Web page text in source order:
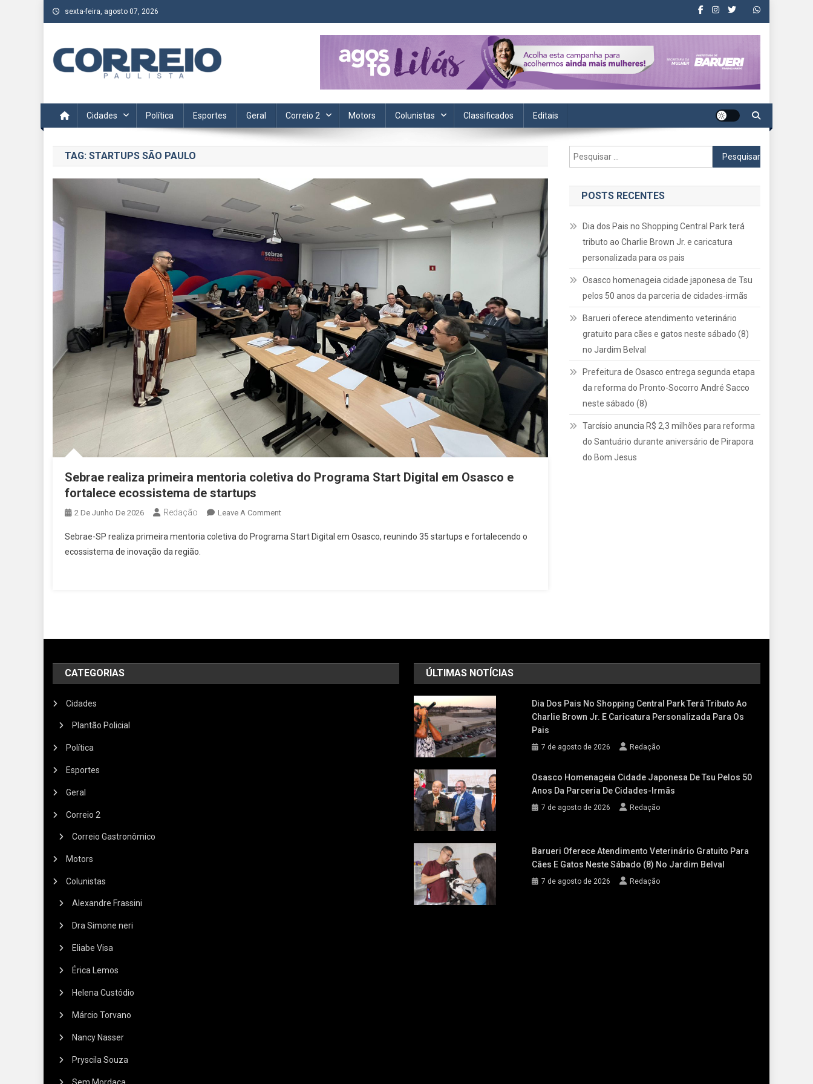
Skip
to
sexta-feira, agosto 07, 2026
Acompanhe as últimas notícias da região no Correio Paulista. Informação, política, saúde, economia, esportes e cotidiano.
Cidades Política Esportes Geral Correio 2 Motors Colunistas Classificados Editais
TAG: STARTUPS SÃO PAULO
Sebrae realiza primeira mentoria coletiva do Programa Start Digital em Osasco e
fortalece ecossistema de startups
2 De Junho De 2026 Redação Leave A CommentOn
Realiza
Digital
Osasco
Sebrae-SP realiza primeira mentoria coletiva do Programa Start Digital em Osasco, reunindo 35 startups e fortalecendo o
ecossistema de inovação da região.
Pesquisar
por:
POSTS RECENTES
Dia dos Pais no Shopping Central Park terá
tributo ao Charlie Brown Jr. e caricatura
personalizada para os pais
Osasco homenageia cidade japonesa de Tsu
pelos 50 anos da parceria de cidades-irmãs
Barueri oferece atendimento veterinário
gratuito para cães e gatos neste sábado (8)
no Jardim Belval
Prefeitura de Osasco entrega segunda etapa
da reforma do Pronto-Socorro André Sacco
neste sábado (8)
Tarcísio anuncia R$ 2,3 milhões para reforma
do Santuário durante aniversário de Pirapora
do Bom Jesus
CATEGORIAS
Cidades
Plantão Policial
Política
Esportes
Geral
Correio 2
Correio Gastronômico
Motors
Colunistas
Alexandre Frassini
Dra Simone neri
Eliabe Visa
Érica Lemos
Helena Custódio
Márcio Torvano
Nancy Nasser
Pryscila Souza
Sem Mordaça
ÚLTIMAS NOTÍCIAS
Dia Dos Pais No Shopping Central Park Terá Tributo Ao
Charlie Brown Jr. E Caricatura Personalizada Para Os
Pais
7 de agosto de 2026 Redação
Osasco Homenageia Cidade Japonesa De Tsu Pelos 50
Anos Da Parceria De Cidades-Irmãs
7 de agosto de 2026 Redação
Barueri Oferece Atendimento Veterinário Gratuito Para
Cães E Gatos Neste Sábado (8) No Jardim Belval
7 de agosto de 2026 Redação